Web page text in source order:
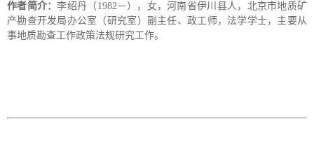
作者简介：李绍丹（1982－），女，河南省伊川县人，北京市地质矿
产勘查开发局办公室（研究室）副主任、政工师，法学学士，主要从
事地质勘查工作政策法规研究工作。